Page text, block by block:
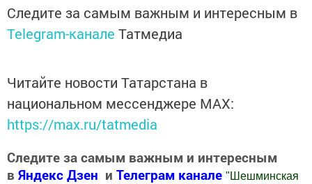
Следите за самым важным и интересным в
Telegram-канале Татмедиа
Читайте новости Татарстана в
национальном мессенджере MАХ:
https://max.ru/tatmedia
Следите за самым важным и интересным
в Яндекс Дзен и Телеграм канале " Шешминская